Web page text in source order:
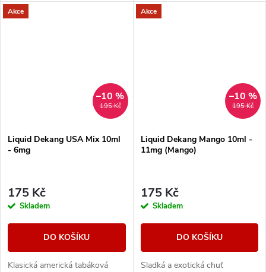
Akce
195 Kč
–10 %
Liquid Dekang USA Mix 10ml
- 6mg
175 Kč
Skladem
DO KOŠÍKU
Klasická americká tabáková
Akce
195 Kč
–10 %
Liquid Dekang Mango 10ml -
11mg (Mango)
175 Kč
Skladem
DO KOŠÍKU
Sladká a exotická chuť